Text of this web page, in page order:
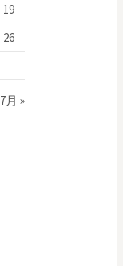
7月 »
19
26